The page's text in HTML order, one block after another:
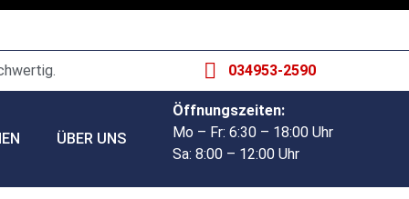
034953-2590
ÜBER UNS
Öffnungszeiten:
Mo – Fr: 6:30 – 18:00 Uhr
Sa: 8:00 – 12:00 Uhr